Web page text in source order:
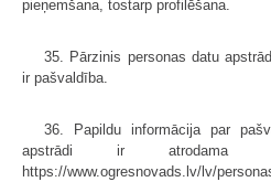
pieņemšana, tostarp profilēšana.
35. Pārzinis personas datu
ir pašvaldība.
36. Papildu informācija par
apstrādi ir atrodama
https://www.ogresnovads.lv/lv/